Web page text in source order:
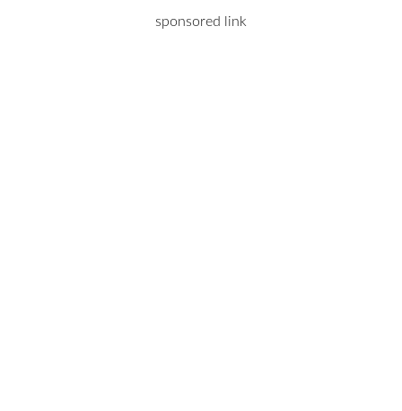
sponsored link